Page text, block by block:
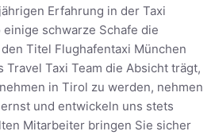
Erfahrung in der Taxi
schwarze Schafe die
Titel Flughafentaxi München
Travel Taxi Team die Absicht trägt,
in Tirol zu werden, nehmen
und entwickeln uns stets
Mitarbeiter bringen Sie sicher